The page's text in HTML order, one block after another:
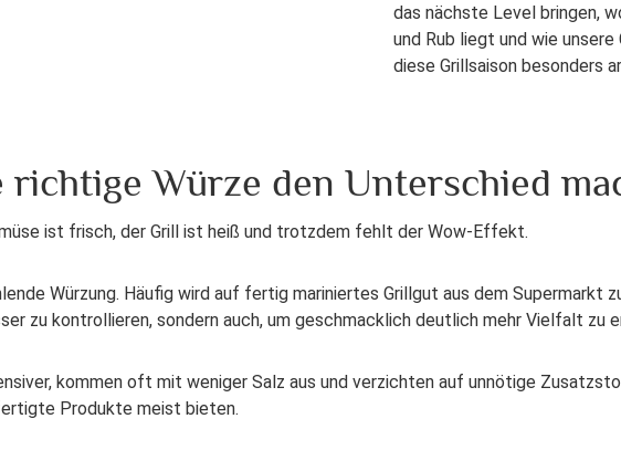
das nächste Level bringen,
und Rub liegt und wie
diese Grillsaison besonders
Würze den Unterschied
ist frisch, der Grill ist heiß und trotzdem fehlt der Wow-Effekt.
Würzung. Häufig wird auf fertig mariniertes Grillgut aus dem Supermarkt
zu kontrollieren, sondern auch, um geschmacklich deutlich mehr Vielfalt zu
kommen oft mit weniger Salz aus und verzichten auf unnötige
Produkte meist bieten.